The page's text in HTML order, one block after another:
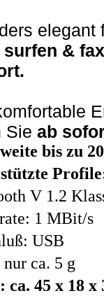
elegant
surfen &
Sie ab
bis zu
V 1.2
1 MBit/s
USB
ca. 5 g
ca. 45 x 18 x